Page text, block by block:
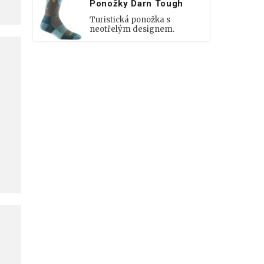
Ponožky Darn Tough
Turistická ponožka s
neotřelým designem.